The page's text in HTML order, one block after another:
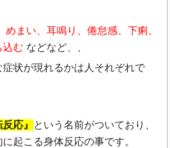
めまい、耳鳴り、倦怠感、下痢、
込む などなど、、
状が現れるかは人それぞれで
反応』
という名前がついており、
起こる身体反応の事です。